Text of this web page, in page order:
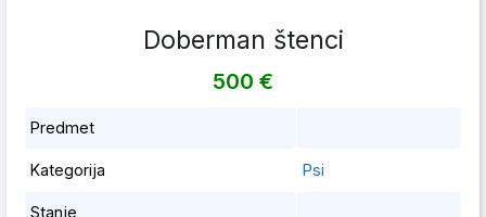
Doberman štenci
500 €
Predmet
Kategorija Psi
Stanje